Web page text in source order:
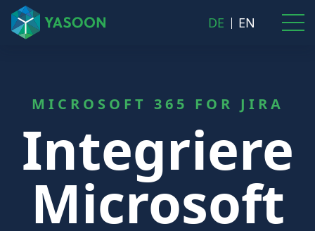
DE EN
MICROSOFT 365 FOR JIRA
Integriere
Microsoft